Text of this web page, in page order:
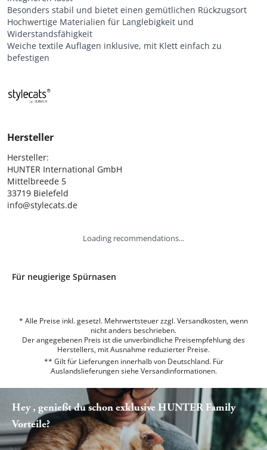
Besonders stabil und bietet einen gemütlichen Rückzugsort
Hochwertige Materialien für Langlebigkeit und
Widerstandsfähigkeit
Weiche textile Auflagen inklusive, mit Klett einfach zu
befestigen
Hersteller
Hersteller:
HUNTER International GmbH
Mittelbreede 5
33719 Bielefeld
info@stylecats.de
Loading recommendations...
Für neugierige Spürnasen
* Alle Preise inkl. gesetzl. Mehrwertsteuer zzgl. Versandkosten, wenn
nicht anders beschrieben.
Der angegebenen Preis ist die unverbindliche Preisempfehlung des
Herstellers, mit Ausnahme reduzierter Preise.
** Gilt für Lieferungen innerhalb von Deutschland. Für
Auslandslieferungen siehe Versandinformationen.
Hey , genießt du schon exklusive HUNTER Family
Vorteile?